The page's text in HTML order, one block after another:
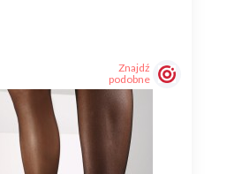
Znajdź
podobne